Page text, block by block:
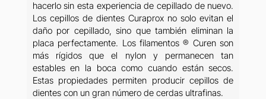
hacerlo sin esta experiencia de cepillado de nuevo.
Los cepillos de dientes Curaprox no solo evitan el
daño por cepillado, sino que también eliminan la
placa perfectamente. Los filamentos ® Curen son
más rígidos que el nylon y permanecen tan
estables en la boca como cuando están secos.
Estas propiedades permiten producir cepillos de
dientes con un gran número de cerdas ultrafinas.